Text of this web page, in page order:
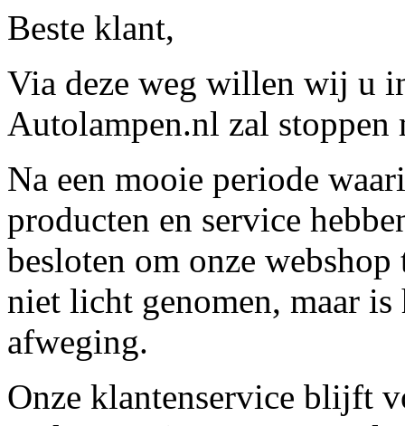
Beste klant,
Via deze weg willen wij u
Autolampen.nl zal stoppen
Na een mooie periode
producten en service
besloten om onze
niet licht genomen, maar
afweging.
Onze klantenservice blijft